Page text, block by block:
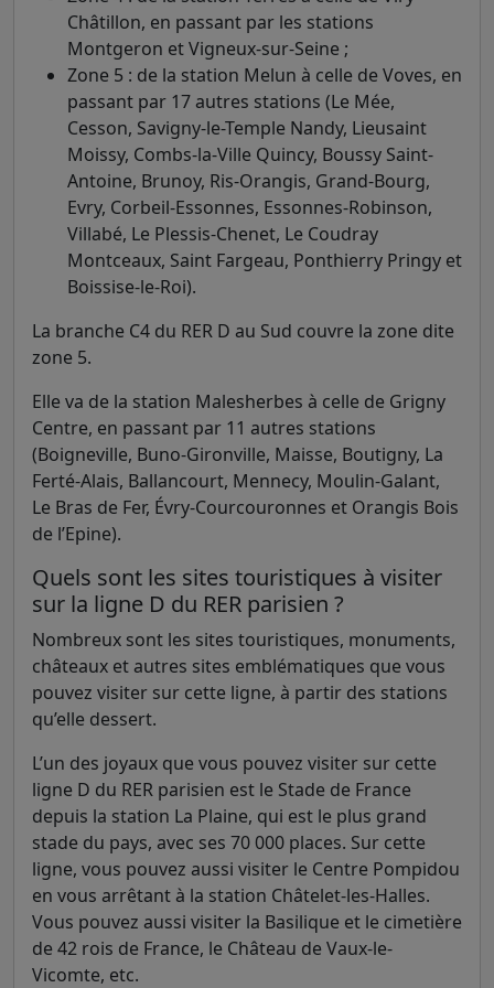
Châtillon, en passant par les stations
Montgeron et Vigneux-sur-Seine ;
Zone 5 : de la station Melun à celle de Voves, en
passant par 17 autres stations (Le Mée,
Cesson, Savigny-le-Temple Nandy, Lieusaint
Moissy, Combs-la-Ville Quincy, Boussy Saint-
Antoine, Brunoy, Ris-Orangis, Grand-Bourg,
Evry, Corbeil-Essonnes, Essonnes-Robinson,
Villabé, Le Plessis-Chenet, Le Coudray
Montceaux, Saint Fargeau, Ponthierry Pringy et
Boissise-le-Roi).
La branche C4 du RER D au Sud couvre la zone dite
zone 5.
Elle va de la station Malesherbes à celle de Grigny
Centre, en passant par 11 autres stations
(Boigneville, Buno-Gironville, Maisse, Boutigny, La
Ferté-Alais, Ballancourt, Mennecy, Moulin-Galant,
Le Bras de Fer, Évry-Courcouronnes et Orangis Bois
de l’Epine).
Quels sont les sites touristiques à visiter
sur la ligne D du RER parisien ?
Nombreux sont les sites touristiques, monuments,
châteaux et autres sites emblématiques que vous
pouvez visiter sur cette ligne, à partir des stations
qu’elle dessert.
L’un des joyaux que vous pouvez visiter sur cette
ligne D du RER parisien est le Stade de France
depuis la station La Plaine, qui est le plus grand
stade du pays, avec ses 70 000 places. Sur cette
ligne, vous pouvez aussi visiter le Centre Pompidou
en vous arrêtant à la station Châtelet-les-Halles.
Vous pouvez aussi visiter la Basilique et le cimetière
de 42 rois de France, le Château de Vaux-le-
Vicomte, etc.